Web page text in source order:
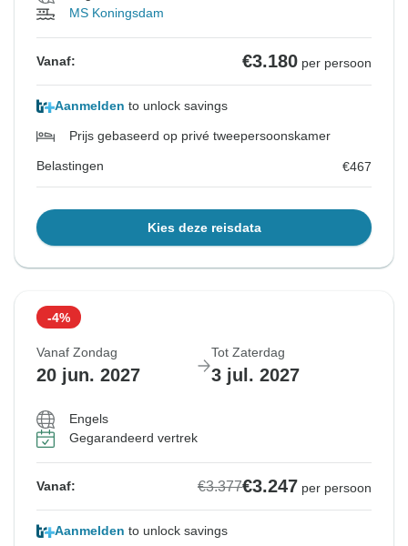
MS Koningsdam
Vanaf: €3.180 per persoon
Aanmelden to unlock savings
Prijs gebaseerd op privé tweepersoonskamer
Belastingen €467
Kies deze reisdata
-4%
Vanaf Zondag
20 jun. 2027
Tot Zaterdag
3 jul. 2027
Engels
Gegarandeerd vertrek
Vanaf: €3.377€3.247 per persoon
Aanmelden to unlock savings